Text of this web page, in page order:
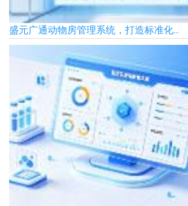
盛元广通动物房管理系统，打造标准化...